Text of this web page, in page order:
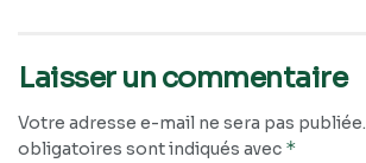
Laisser un commentaire
Votre adresse e-mail ne sera pas publiée.
obligatoires sont indiqués avec *